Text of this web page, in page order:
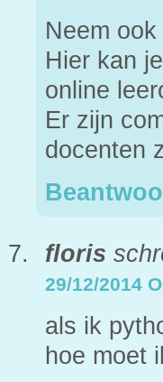
Neem
Hier kan
online
Er zijn
docenten
floris
29/12/2014
als ik
hoe moet